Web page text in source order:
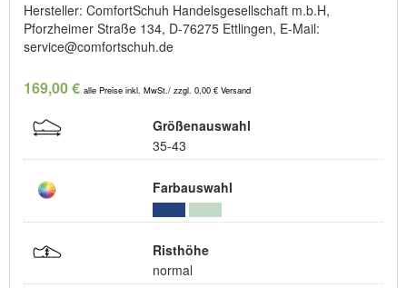
Hersteller: ComfortSchuh Handelsgesellschaft m.b.H,
Pforzheimer Straße 134, D-76275 Ettlingen, E-Mail:
service@comfortschuh.de
169,00 € alle Preise inkl. MwSt./ zzgl. 0,00 € Versand
Größenauswahl
35-43
Farbauswahl
Risthöhe
normal